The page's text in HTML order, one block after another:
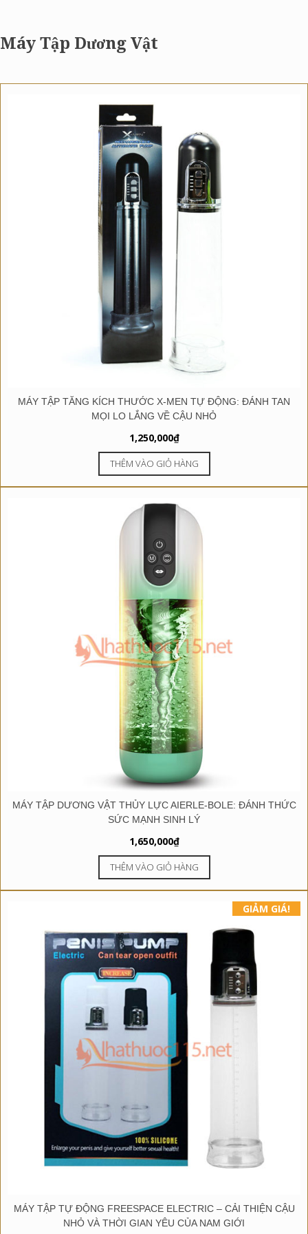
Máy Tập Dương Vật
MÁY TẬP TĂNG KÍCH THƯỚC X-MEN TỰ ĐỘNG: ĐÁNH TAN
MỌI LO LẮNG VỀ CẬU NHỎ
1,250,000₫
THÊM VÀO GIỎ HÀNG
MÁY TẬP DƯƠNG VẬT THỦY LỰC AIERLE-BOLE: ĐÁNH THỨC
SỨC MẠNH SINH LÝ
1,650,000₫
THÊM VÀO GIỎ HÀNG
GIẢM GIÁ!
MÁY TẬP TỰ ĐỘNG FREESPACE ELECTRIC – CẢI THIỆN CẬU
NHỎ VÀ THỜI GIAN YÊU CỦA NAM GIỚI